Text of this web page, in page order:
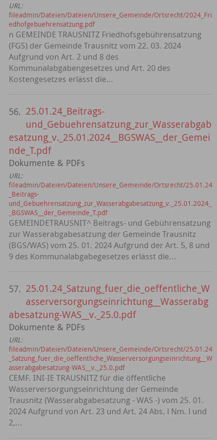
URL:
fileadmin/Dateien/Dateien/Unsere_Gemeinde/Ortsrecht/2024_Fri
edhofgebuehrensatzung.pdf
n GEMEINDE TRAUSNITZ Friedhofsgebührensatzung
(FGS) der Gemeinde Trausnitz vom 22. 03. 2024
Aufgrund von Art. 2 und 8 des
Kommunalabgabengesetzes und Art. 20 des
Kostengesetzes erlässt die...
56. 25.01.24_Beitrags-
und_Gebuehrensatzung_zur_Wasserabgab
esatzung_v._25.01.2024__BGSWAS__der_Gemei
nde_T.pdf
Dokumente & PDFs
URL:
fileadmin/Dateien/Dateien/Unsere_Gemeinde/Ortsrecht/25.01.24
_Beitrags-
und_Gebuehrensatzung_zur_Wasserabgabesatzung_v._25.01.2024_
_BGSWAS__der_Gemeinde_T.pdf
GEMEINDETRAUSNIT^ Beitrags- und Gebührensatzung
zur Wasserabgabesatzung der Gemeinde Trausnitz
(BGS/WAS) vom 25. 01. 2024 Aufgrund der Art. 5, 8 und
9 des Kommunalabgabegesetzes erlässt die...
57. 25.01.24_Satzung_fuer_die_oeffentliche_W
asserversorgungseinrichtung__Wasserabg
abesatzung-WAS__v._25.0.pdf
Dokumente & PDFs
URL:
fileadmin/Dateien/Dateien/Unsere_Gemeinde/Ortsrecht/25.01.24
_Satzung_fuer_die_oeffentliche_Wasserversorgungseinrichtung__W
asserabgabesatzung-WAS__v._25.0.pdf
CEMF. INI-IE TRAUSNITZ für die öffentliche
Wasserversorgungseinrichtung der Gemeinde
Trausnitz (Wasserabgabesatzung - WAS -) vom 25. 01.
2024 Aufgrund von Art. 23 und Art. 24 Abs. l Nm. l und
2,...